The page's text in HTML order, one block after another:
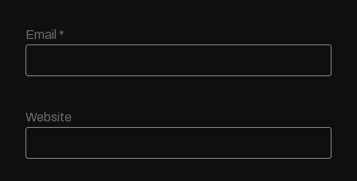
Email *
Website